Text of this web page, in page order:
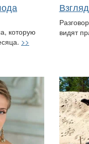
которую
>>
видят